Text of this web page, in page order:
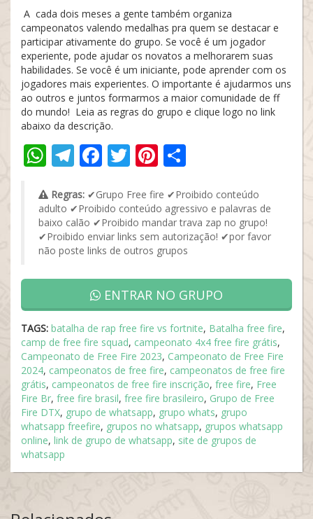
A cada dois meses a gente também organiza
campeonatos valendo medalhas pra quem se destacar e
participar ativamente do grupo. Se você é um jogador
experiente, pode ajudar os novatos a melhorarem suas
habilidades. Se você é um iniciante, pode aprender com os
jogadores mais experientes. O importante é ajudarmos uns
ao outros e juntos formarmos a maior comunidade de ff
do mundo! Leia as regras do grupo e clique logo no link
abaixo da descrição.
WhatsApp
Telegram
Facebook
TwitterPinterest
Regras: ✔Grupo Free fire ✔Proibido conteúdo
adulto ✔Proibido conteúdo agressivo e palavras de
baixo calão ✔Proibido mandar trava zap no grupo!
✔Proibido enviar links sem autorização! ✔por favor
não poste links de outros grupos
ENTRAR NO GRUPO
TAGS: batalha de rap free fire vs fortnite, Batalha free fire,
camp de free fire squad, campeonato 4x4 free fire grátis,
Campeonato de Free Fire 2023, Campeonato de Free Fire
2024, campeonatos de free fire, campeonatos de free fire
grátis, campeonatos de free fire inscrição, free fire, Free
Fire Br, free fire brasil, free fire brasileiro, Grupo de Free
Fire DTX, grupo de whatsapp, grupo whats, grupo
whatsapp freefire, grupos no whatsapp, grupos whatsapp
online, link de grupo de whatsapp, site de grupos de
whatsapp